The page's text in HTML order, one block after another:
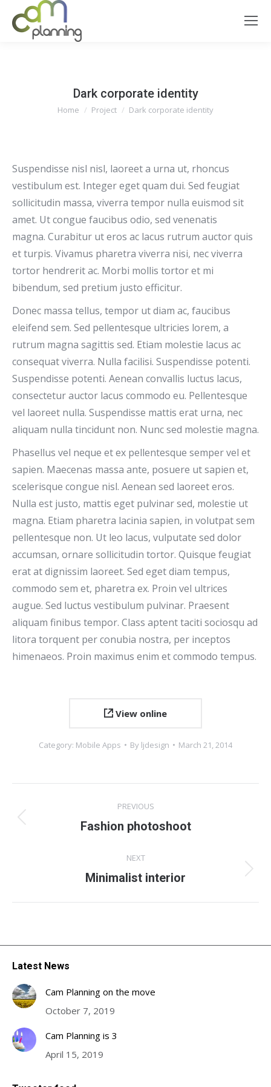
Dark corporate identity
You are here:
Home Project Dark corporate identity
Suspendisse nisl nisl, laoreet a urna ut, rhoncus
vestibulum est. Integer eget quam dui. Sed feugiat
sollicitudin massa, viverra tempor nulla euismod sit
amet. Ut congue faucibus odio, sed venenatis
magna. Curabitur ut eros ac lacus rutrum auctor quis
et turpis. Vivamus pharetra viverra nisi, nec viverra
tortor hendrerit ac. Morbi mollis tortor et mi
bibendum, sed pretium justo efficitur.
Donec massa tellus, tempor ut diam ac, faucibus
eleifend sem. Sed pellentesque ultricies lorem, a
rutrum magna sagittis sed. Etiam molestie lacus ac
consequat viverra. Nulla facilisi. Suspendisse potenti.
Suspendisse potenti. Aenean convallis luctus lacus,
consectetur auctor lacus commodo eu. Pellentesque
vel laoreet nulla. Suspendisse mattis erat urna, nec
aliquam nulla tincidunt non. Nunc sed molestie magna.
Phasellus vel neque et ex pellentesque semper vel et
sapien. Maecenas massa ante, posuere ut sapien et,
scelerisque congue nisl. Aenean sed laoreet eros.
Nulla est justo, mattis eget pulvinar sed, molestie ut
magna. Etiam pharetra lacinia sapien, in volutpat sem
pellentesque non. Ut leo lacus, vulputate sed dolor
accumsan, ornare sollicitudin tortor. Quisque feugiat
erat at dignissim laoreet. Sed eget diam tempus,
commodo sem et, pharetra ex. Proin vel ultrices
augue. Sed luctus vestibulum pulvinar. Praesent
aliquam finibus tempor. Class aptent taciti sociosqu ad
litora torquent per conubia nostra, per inceptos
himenaeos. Proin maximus enim et commodo tempus.
View online
Category: Mobile Apps By ljdesign March 21, 2014
navigation
PREVIOUS
Previous
Fashion photoshoot
NEXT
Next
Minimalist interior
Latest News
Cam Planning on the move
October 7, 2019
Cam Planning is 3
April 15, 2019